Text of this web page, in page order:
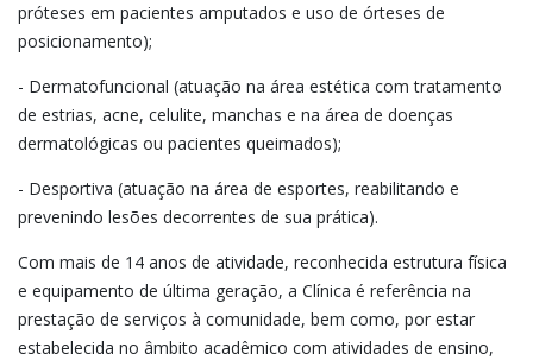
próteses em pacientes amputados e uso de órteses de
posicionamento);
- Dermatofuncional (atuação na área estética com tratamento
de estrias, acne, celulite, manchas e na área de doenças
dermatológicas ou pacientes queimados);
- Desportiva (atuação na área de esportes, reabilitando e
prevenindo lesões decorrentes de sua prática).
Com mais de 14 anos de atividade, reconhecida estrutura física
e equipamento de última geração, a Clínica é referência na
prestação de serviços à comunidade, bem como, por estar
estabelecida no âmbito acadêmico com atividades de ensino,